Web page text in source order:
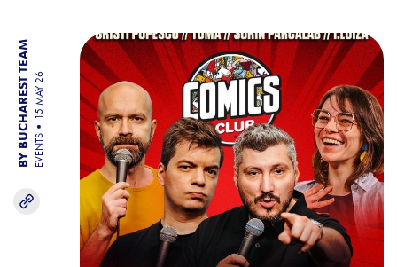
BY BUCHAREST TEAM EVENTS
15 MAY 26